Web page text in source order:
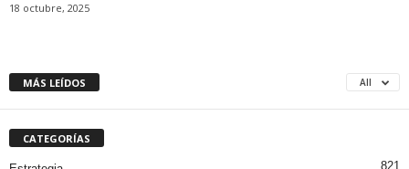
18 octubre, 2025
MÁS LEÍDOS All
CATEGORÍAS
821